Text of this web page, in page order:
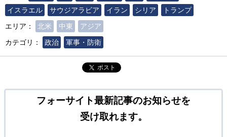
イスラエル
サウジアラビア イラン シリア
トランプ
エリア：
北米 中東
アジア
カテゴリ：
政治 軍事・防衛
ポスト
フォーサイト最新記事のお知らせを
受け取れます。